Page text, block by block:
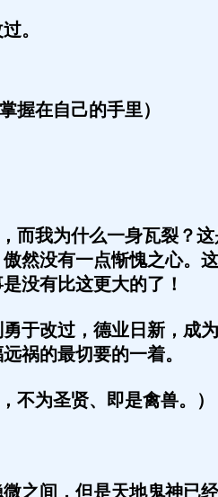
。
握在自己的手里）
而我为什么一身瓦裂？这
然没有一点惭愧之心。
没有比这更大的了！
于改过，德业日新，成
祸的最切要的一着。
为圣贤、即是禽兽。）
之间，但是天地鬼神已